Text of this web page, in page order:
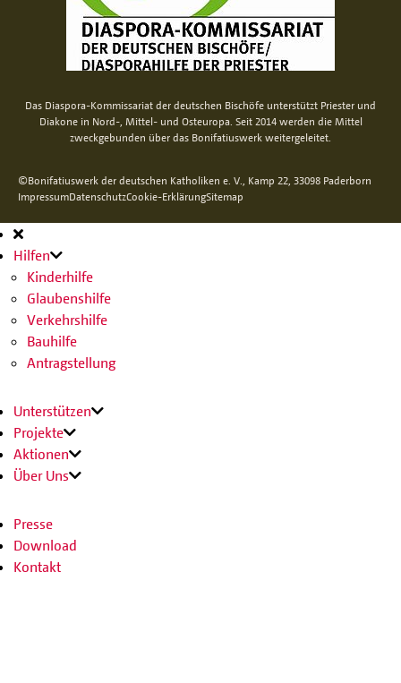
Das Diaspora-Kommissariat der deutschen Bischöfe unterstützt Priester und
Diakone in Nord-, Mittel- und Osteuropa. Seit 2014 werden die Mittel
zweckgebunden über das Bonifatiuswerk weitergeleitet.
©Bonifatiuswerk der deutschen Katholiken e. V., Kamp 22, 33098 Paderborn
ImpressumDatenschutzCookie-ErklärungSitemap
Hauptnavigation
Hilfen
Kinderhilfe
Glaubenshilfe
Verkehrshilfe
Bauhilfe
Antragstellung
Unterstützen
Projekte
Aktionen
Über Uns
Presse
Download
Kontakt